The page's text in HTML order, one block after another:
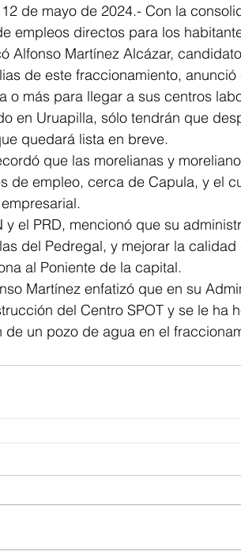
de mayo de 2024.- Con la
empleos directos para los
Alfonso Martínez Alcázar,
de este fraccionamiento,
o más para llegar a sus centros
en Uruapilla, sólo tendrán que
quedará lista en breve.
que las morelianas y
de empleo, cerca de Capula, y el
y el PRD, mencionó que su
del Pedregal, y mejorar la
al Poniente de la capital.
Martínez enfatizó que en su
del Centro SPOT y se le ha
de un pozo de agua en el